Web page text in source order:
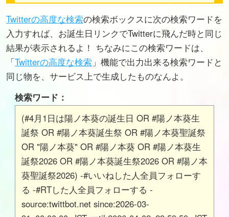
Twitterの高度な検索の検索ボックスに次の検索ワードを
入力すれば、お誕生日リンクでTwitterに飛んだ時と同じ
結果が表示されるよ！ ちなみにこの検索ワードは、
「Twitterの高度な検索 」機能で出力出来る検索ワードと
同じ物を、サービス上で生成したものなんよ。
検索ワード：
(#4月1日は陽ノ本葵の誕生日 OR #陽ノ本葵生
誕祭 OR #陽ノ本葵誕生祭 OR #陽ノ本葵聖誕祭
OR "陽ノ本葵" OR #陽ノ本葵 OR #陽ノ本葵生
誕祭2026 OR #陽ノ本葵誕生祭2026 OR #陽ノ本
葵聖誕祭2026) -#いいねした人全員フォローす
る -#RTした人全員フォローする -
source:twittbot.net since:2026-03-